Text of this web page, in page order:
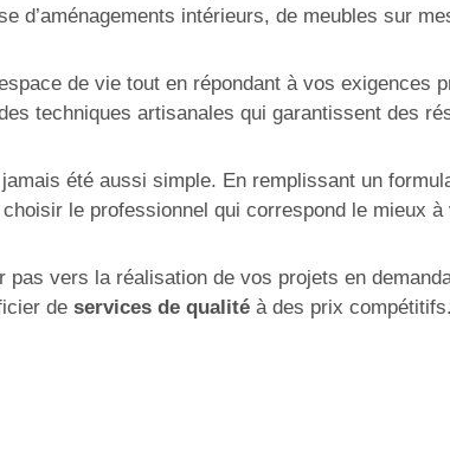
d’aménagements intérieurs, de meubles sur
de vie tout en répondant à vos exigences
techniques artisanales qui garantissent des
été aussi simple. En remplissant un
le professionnel qui correspond le mieux
vers la réalisation de vos projets en
de services de qualité à des prix compétitifs.